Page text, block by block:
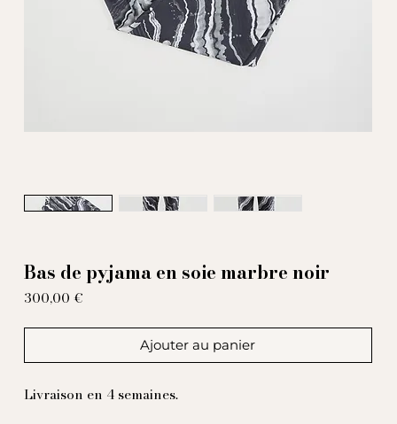
Bas de pyjama en soie marbre noir
300,00 €
Ajouter au panier
Livraison en 4 semaines.